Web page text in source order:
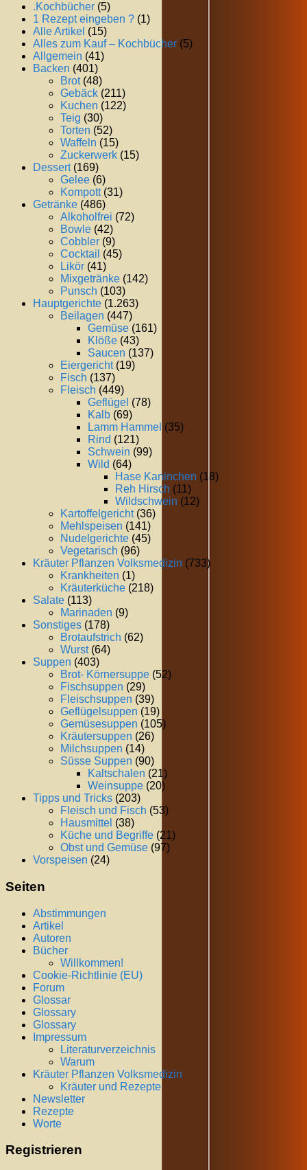
.Kochbücher (5)
1 Rezept eingeben ? (1)
Alle Artikel (15)
Alles zum Kauf – Kochbücher (5)
Allgemein (41)
Backen (401)
Brot(48)
Gebäck (211)
Kuchen (122)
Teig (30)
Torten (52)
Waffeln (15)
Zuckerwerk (15)
Dessert(169)
Gelee (6)
Kompott(31)
Getränke (486)
Alkoholfrei (72)
Bowle (42)
Cobbler (9)
Cocktail (45)
Likör (41)
Mixgetränke (142)
Punsch (103)
Hauptgerichte (1.263)
Beilagen (447)
Gemüse (161)
Klöße (43)
Saucen (137)
Eiergericht(19)
Fisch (137)
Fleisch (449)
Geflügel (78)
Kalb (69)
Lamm Hammel (35)
Rind (121)
Schwein (99)
Wild (64)
Hase Kaninchen (18)
Reh Hirsch (11)
Wildschwein (12)
Kartoffelgericht(36)
Mehlspeisen (141)
Nudelgerichte (45)
Vegetarisch (96)
Kräuter Pflanzen Volksmedizin (733)
Krankheiten (1)
Kräuterküche (218)
Salate (113)
Marinaden (9)
Sonstiges (178)
Brotaufstrich (62)
Wurst(64)
Suppen (403)
Brot- Körnersuppe (52)
Fischsuppen (29)
Fleischsuppen (39)
Geflügelsuppen (19)
Gemüsesuppen (105)
Kräutersuppen (26)
Milchsuppen (14)
Süsse Suppen (90)
Kaltschalen (21)
Weinsuppe (20)
Tipps und Tricks (203)
Fleisch und Fisch (53)
Hausmittel (38)
Küche und Begriffe (21)
Obst und Gemüse (97)
Vorspeisen (24)
Seiten
Abstimmungen
Artikel
Autoren
Bücher
Willkommen!
Cookie-Richtlinie (EU)
Forum
Glossar
Glossary
Glossary
Impressum
Literaturverzeichnis
Warum
Kräuter Pflanzen Volksmedizin
Kräuter und Rezepte
Newsletter
Rezepte
Worte
Registrieren